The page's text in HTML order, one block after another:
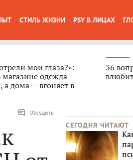
СТИЛЬ ЖИЗНИ PSY В ЛИЦАХ
мои глаза?»:
одежда
а дома — вгоняет в
36
Обсудить
СЕГОДНЯ ЧИТАЮТ